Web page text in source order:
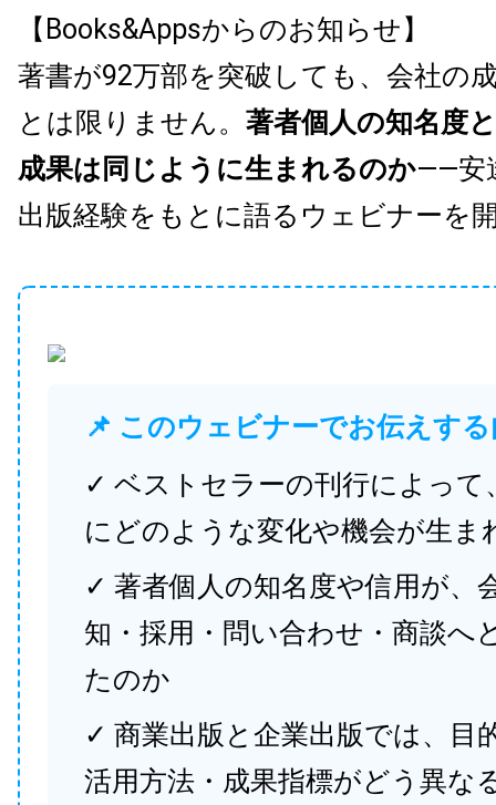
【Books&Appsからのお知らせ】
著書が92万部を突破しても、会社の
とは限りません。 著者個人の知名度
成果は同じように生まれるのか——安
出版経験をもとに語るウェビナーを
📌 このウェビナーでお伝えす
✓ ベストセラーの刊行によって
にどのような変化や機会が生ま
✓ 著者個人の知名度や信用が、
知・採用・問い合わせ・商談へ
たのか
✓ 商業出版と企業出版では、目
活用方法・成果指標がどう異な